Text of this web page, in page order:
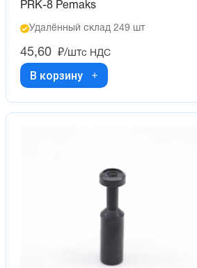
PRK-8 Pemaks
Удалённый склад 249 шт
45,60 ₽/штс НДС
В корзину